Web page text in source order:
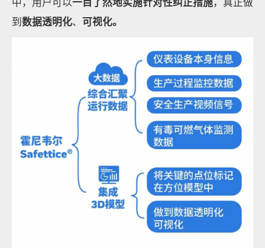
到数据透明化、 可视化。